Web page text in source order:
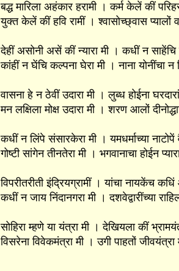
बद्ध मारिला अहंकार हरामी । कर्म केलें कीं
युक्त केलें कीं हवि रामीं । श्‍वासोच्छ्वास प्यालों
देहीं असोनी असें कीं न्यारा मी । कधीं न साहेंचि
कांहीं न घेंचि कल्पना घेरा मी । नाना योनींचा
वासना हे न ठेवीं उदारा मी । लुब्ध होईना
मन लक्षिला मोक्ष उदारा मी । शरण आलों
कधीं न लिंपे संसारकेरा मी । यमधर्माच्या नाटोपें
गोष्टी सांगेन तीनतेरा मी । भगवानाचा होईन
विपरीतरीती इंद्रियग्रामीं । यांचा नायकेंच
कधीं न जाय निंदानगरा मी । दशवेद्वारींच्या
सोहिरा म्हणे या यंत्रा मी । देखियला कीं
विसरेना विवेकमंत्रा मी । उगी पाहतों जीवयंत्रा